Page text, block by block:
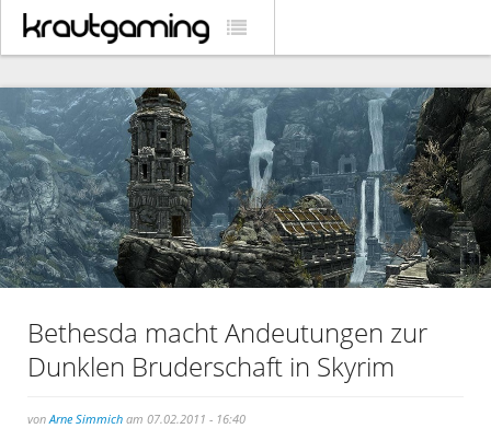
Bethesda macht Andeutungen zur
Dunklen Bruderschaft in Skyrim
von Arne Simmich am 07.02.2011 - 16:40